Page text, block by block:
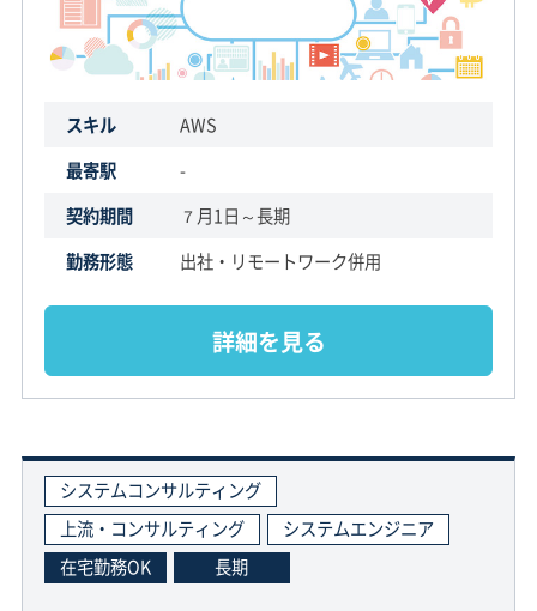
スキル
AWS
最寄駅
-
契約期間
７月1日～長期
勤務形態
出社・リモートワーク併用
詳細を見る
システムコンサルティング
上流・コンサルティング
システムエンジニア
在宅勤務OK
長期